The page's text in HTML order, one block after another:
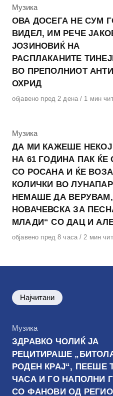
КАтегорија
Музика
ОВА ДОСЕГА НЕ СУМ
ВИДЕЛ, ИМ РЕЧЕ
ЈОЗИНОВИЌ НА
РАСПЛАКАНИТЕ
ВО ПРЕПОЛНИОТ
ОХРИД
Објавено
објавено пред 2 дена 1 мин
КАтегорија
Музика
ДА МИ КАЖЕШЕ НЕКОЈ
НА 61 ГОДИНА ПАК ЌЕ
СО РОСАНА И ЌЕ
КОЛИЧКИ ВО
НЕМАШЕ ДА
НОВАЧЕВСКА ЗА
МЛАДИ“ СО ДАЦ И
Објавено
објавено пред 8 часа 2 мин
Најчитани
КАтегорија
Музика
ЗДРАВКО ЧОЛИЌ ЈА
РЕЦИТИРАШЕ
РОДЕН КРАЈ“, ПЕЕШЕ
ЧАСА И ГО НАПОЛНИ
СО ФАНОВИ ОД